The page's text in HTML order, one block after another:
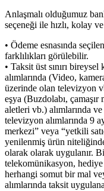
Anlaşmalı olduğumuz
seçeneği ile hızlı, kolay
• Ödeme esnasında
farklılıkları görülebilir.
• Taksit üst sınırı
alımlarında (Video,
üzerinde olan televizyon
eşya (Buzdolabı,
aletleri vb.) alımlarında
televizyon alımlarında 9
merkezi” veya “yetkili
yenilenmiş ürün
olarak olarak uygulanır.
telekomünikasyon,
herhangi somut bir mal
alımlarında taksit